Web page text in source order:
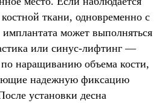
костной ткани, одновременно с
имплантата может выполняться
или синус-лифтинг —
наращиванию объема кости,
надежную фиксацию
установки десна